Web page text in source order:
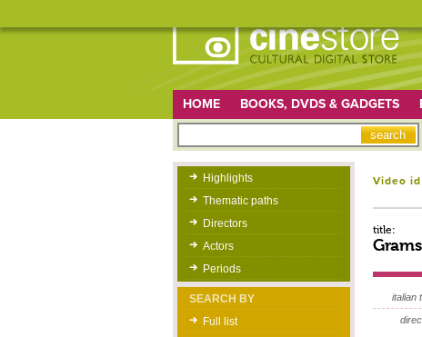
HOME BOOKS, DVDS & GADGETS
Highlights
Thematic paths
Directors
Actors
Periods
SEARCH BY
Full list
Video id
title:
italian